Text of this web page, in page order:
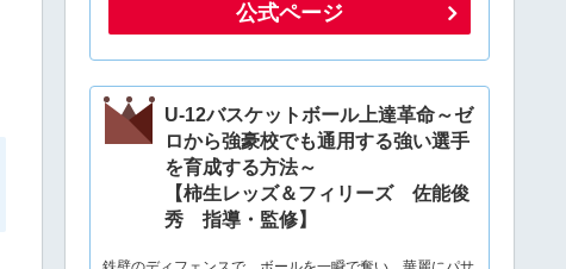
公式ページ
U-12バスケットボール上達革命～ゼ
ロから強豪校でも通用する強い選手
を育成する方法～
【柿生レッズ＆フィリーズ 佐能俊
秀 指導・監修】